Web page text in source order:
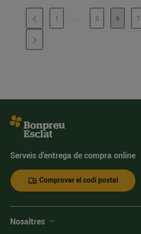
PÀGINA
1 ...PÀGINESPÀGINA
5 PÀGINA
6 7
Serveis d'entrega de compra online
Comprovar el codi postal
Nosaltres